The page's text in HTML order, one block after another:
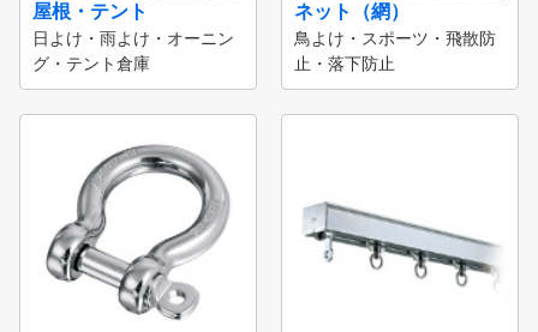
屋根・テント
日よけ・雨よけ・オーニン
グ・テント倉庫
ネット（網）
鳥よけ・スポーツ・飛散防
止・落下防止